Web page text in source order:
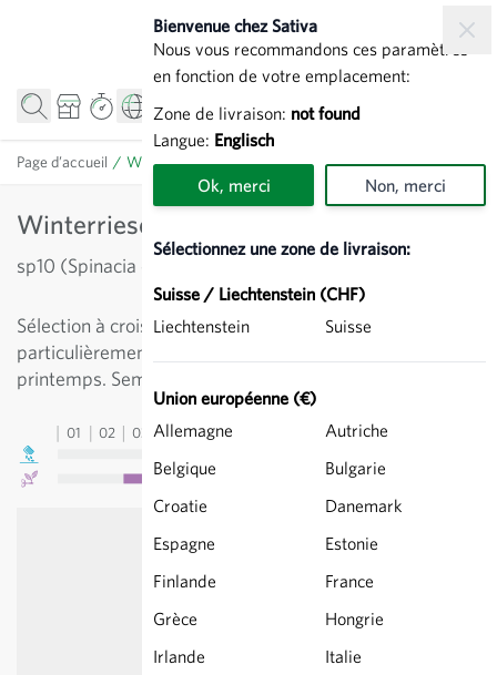
Bienvenue chez Sativa
Nous vous recommandons ces paramètres
en fonction de votre emplacement:
Zone de livraison: not found
Langue: Englisch
Ok, merci Non, merci
Sélectionnez une zone de livraison:
Suisse / Liechtenstein (CHF)
Liechtenstein
Suisse
Union européenne (€)
Allemagne
Autriche
Belgique
Bulgarie
Croatie
Danemark
Espagne
Estonie
Finlande
France
Grèce
Hongrie
Irlande
Italie
Page d’accueil / Winterriesen (Verdil) KS - Epinard
Winterriesen (Verdil) KS - Epinard
sp10 (Spinacia oleracea)
Sélection à croissance très rapide, vert moyen,
particulièrement indiquée pour la culture d'hiver et de
printemps. Semis à la fin de l'été ou de mars à avril.
01 02 03 04 05 06 09 10